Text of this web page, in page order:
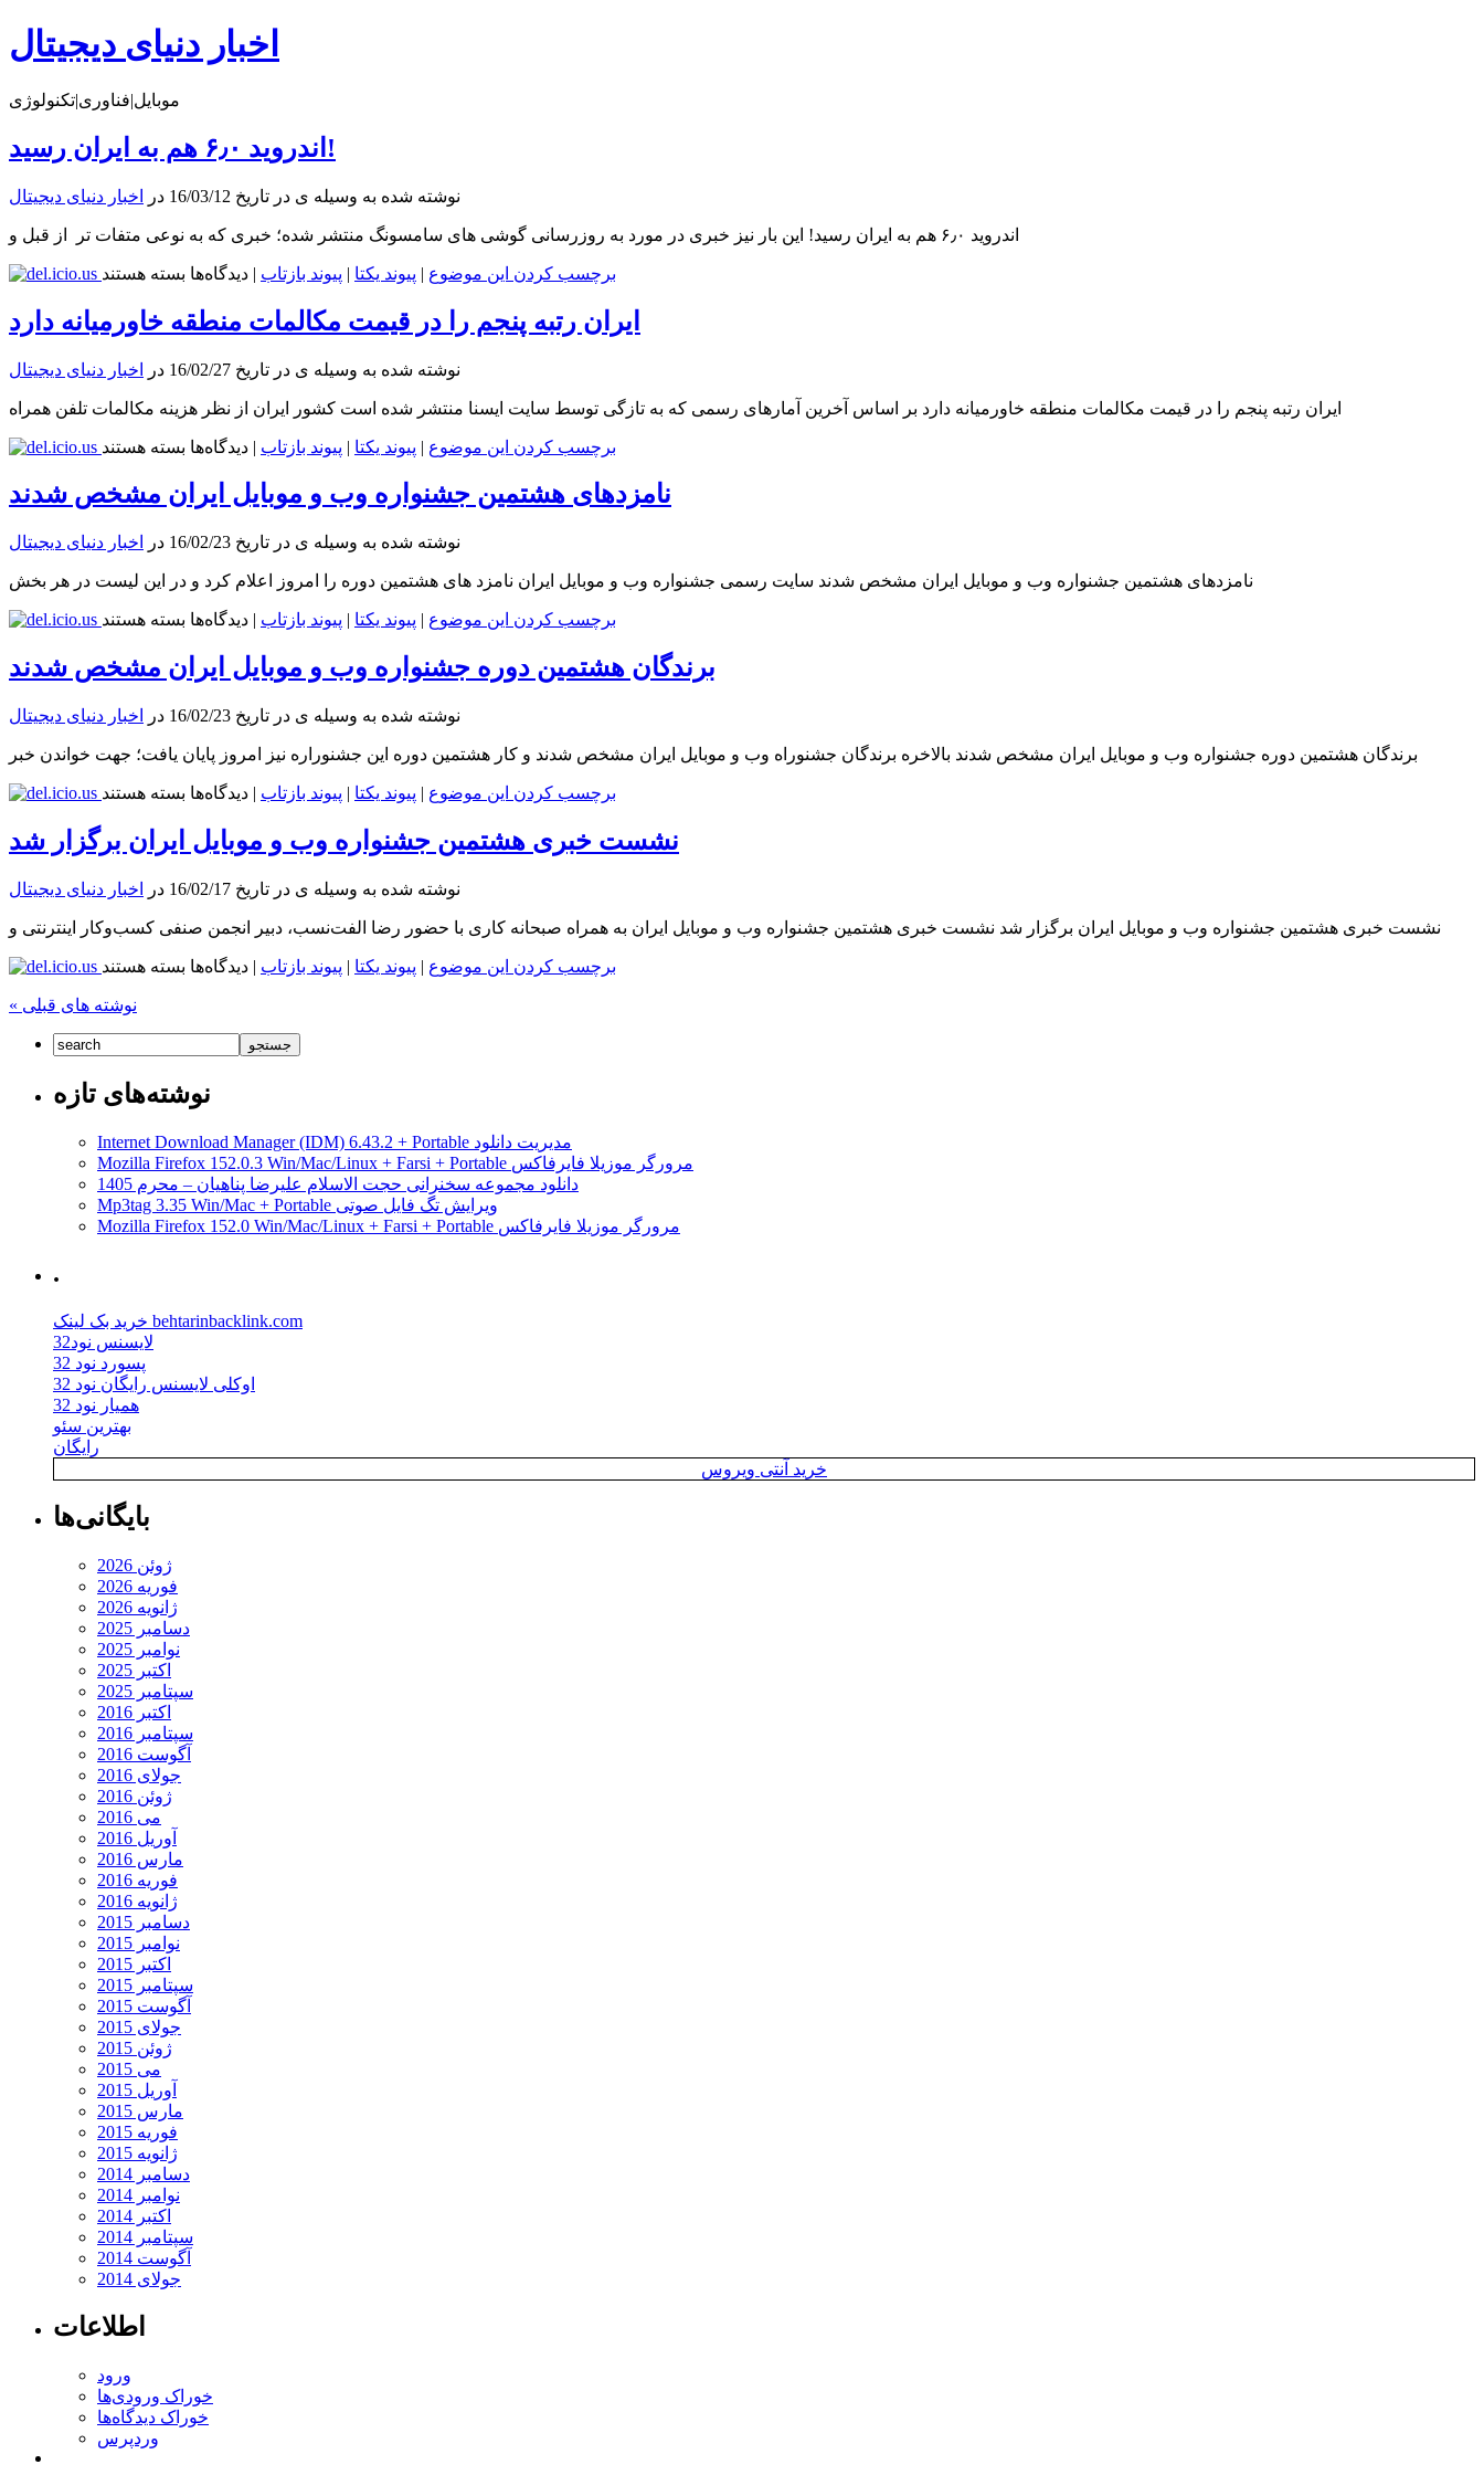
اخبار دنیای دیجیتال
موبایل|فناوری|تکنولوژی
اندروید ۶٫۰ هم به ایران رسید!
نوشته شده به وسیله ی در تاریخ 16/03/12 در اخبار دنیای دیجیتال
اندروید ۶٫۰ هم به ایران رسید! این بار نیز خبری در مورد به روزرسانی گوشی های سامسونگ منتشر شده؛ خبری که به نوعی متفات تر از قبل و
برچسب کردن این موضوع | پیوند یکتا | پیوند بازتاب | دیدگاه‌ها
برای
۶٫۰
هم
ایران
بسته هستند
ایران رتبه پنجم را در قیمت مکالمات منطقه خاورمیانه دارد
نوشته شده به وسیله ی در تاریخ 16/02/27 در اخبار دنیای دیجیتال
ایران رتبه پنجم را در قیمت مکالمات منطقه خاورمیانه دارد بر اساس آخرین آمارهای رسمی که به تازگی توسط سایت ایسنا منتشر شده است کشور ایران از نظر هزینه مکالمات تلفن همراه
برچسب کردن این موضوع | پیوند یکتا | پیوند بازتاب | دیدگاه‌ها
برای
رتبه
پنجم
در
قیمت
مکالمات
منطقه
دارد
بسته هستند
نامزدهای هشتمین جشنواره وب و موبایل ایران مشخص شدند
نوشته شده به وسیله ی در تاریخ 16/02/23 در اخبار دنیای دیجیتال
نامزدهای هشتمین جشنواره وب و موبایل ایران مشخص شدند سایت رسمی جشنواره وب و موبایل ایران نامزد های هشتمین دوره را امروز اعلام کرد و در این لیست در هر بخش
برچسب کردن این موضوع | پیوند یکتا | پیوند بازتاب | دیدگاه‌ها
برای
هشتمین
جشنواره
و
موبایل
ایران
مشخص
بسته هستند
برندگان هشتمین دوره جشنواره وب و موبایل ایران مشخص شدند
نوشته شده به وسیله ی در تاریخ 16/02/23 در اخبار دنیای دیجیتال
برندگان هشتمین دوره جشنواره وب و موبایل ایران مشخص شدند بالاخره برندگان جشنوراه وب و موبایل ایران مشخص شدند و کار هشتمین دوره این جشنوراره نیز امروز پایان یافت؛ جهت خواندن خبر
برچسب کردن این موضوع | پیوند یکتا | پیوند بازتاب | دیدگاه‌ها
برای
هشتمین
دوره
وب
موبایل
ایران
مشخص
بسته هستند
نشست خبری هشتمین جشنواره وب و موبایل ایران برگزار شد
نوشته شده به وسیله ی در تاریخ 16/02/17 در اخبار دنیای دیجیتال
نشست خبری هشتمین جشنواره وب و موبایل ایران برگزار شد نشست خبری هشتمین جشنواره وب و موبایل ایران به همراه صبحانه کاری با حضور رضا الفت‌نسب، دبیر انجمن صنفی کسب‌وکار اینترنتی و
برچسب کردن این موضوع | پیوند یکتا | پیوند بازتاب | دیدگاه‌ها
برای
جشنواره
و
موبایل
ایران
برگزار
شد
بسته هستند
« نوشته های قبلی
نوشته‌های تازه
Internet Download Manager (IDM) 6.43.2 + Portable مدیریت دانلود
Mozilla Firefox 152.0.3 Win/Mac/Linux + Farsi + Portable مرورگر موزیلا فایرفاکس
دانلود مجموعه سخنرانی حجت الاسلام علیرضا پناهیان – محرم 1405
Mp3tag 3.35 Win/Mac + Portable ویرایش تگ فایل صوتی
Mozilla Firefox 152.0 Win/Mac/Linux + Farsi + Portable مرورگر موزیلا فایرفاکس
.
خرید بک لینک behtarinbacklink.com
لایسنس نود32
پسورد نود 32
اوکلی لایسنس رایگان نود 32
همیار نود 32
بهترین سئو
رایگان
خرید آنتی ویروس
بایگانی‌ها
ژوئن 2026
فوریه 2026
ژانویه 2026
دسامبر 2025
نوامبر 2025
اکتبر 2025
سپتامبر 2025
اکتبر 2016
سپتامبر 2016
آگوست 2016
جولای 2016
ژوئن 2016
می 2016
آوریل 2016
مارس 2016
فوریه 2016
ژانویه 2016
دسامبر 2015
نوامبر 2015
اکتبر 2015
سپتامبر 2015
آگوست 2015
جولای 2015
ژوئن 2015
می 2015
آوریل 2015
مارس 2015
فوریه 2015
ژانویه 2015
دسامبر 2014
نوامبر 2014
اکتبر 2014
سپتامبر 2014
آگوست 2014
جولای 2014
اطلاعات
ورود
خوراک ورودی‌ها
خوراک دیدگاه‌ها
وردپرس